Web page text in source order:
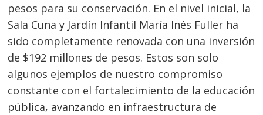
pesos para su conservación. En el nivel inicial, la
Sala Cuna y Jardín Infantil María Inés Fuller ha
sido completamente renovada con una inversión
de $192 millones de pesos. Estos son solo
algunos ejemplos de nuestro compromiso
constante con el fortalecimiento de la educación
pública, avanzando en infraestructura de